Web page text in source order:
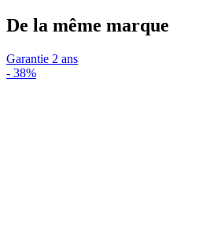
De la même marque
Garantie 2 ans
- 38%